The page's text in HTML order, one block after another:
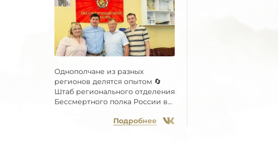
Однополчане из разных
регионов делятся опытом 🔄
Штаб регионального отделения
Бессмертного полка России в...
Подробнее